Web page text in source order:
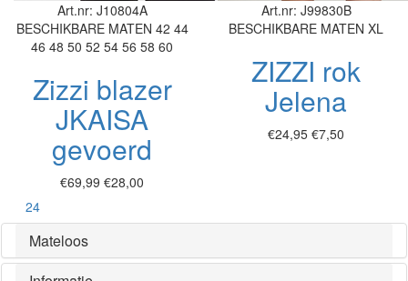
Art.nr: J10804A
BESCHIKBARE MATEN 42 44
46 48 50 52 54 56 58 60
Zizzi blazer
JKAISA
gevoerd
€69,99 €28,00
Art.nr: J99830B
BESCHIKBARE MATEN XL
ZIZZI rok
Jelena
€24,95 €7,50
24Toon
Mateloos